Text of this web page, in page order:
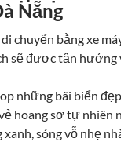
Nẵng
chuyển bằng xe
sẽ được tận hưởng
những bãi biển
hoang sơ tự nhiên
sóng vỗ nhẹ